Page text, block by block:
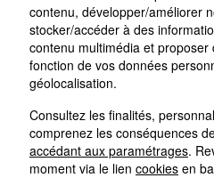
2 SAINT ETIENNE FAURIEL
HORAIRES D'AUJOURD'HUI
Fermée
3 SAINT ETIENNE
contenu, développer/améliorer
stocker/accéder à des
contenu multimédia et proposer
fonction de vos données
géolocalisation.
Consultez les finalités,
comprenez les conséquences
accédant aux paramétrages.
moment via le lien cookies en